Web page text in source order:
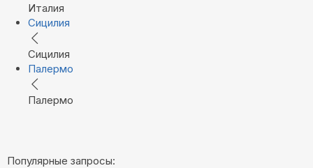
Италия
Сицилия
Сицилия
Палермо
Палермо
Популярные запросы: